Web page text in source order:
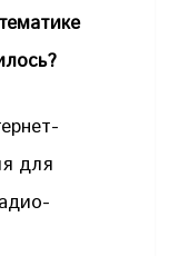
для